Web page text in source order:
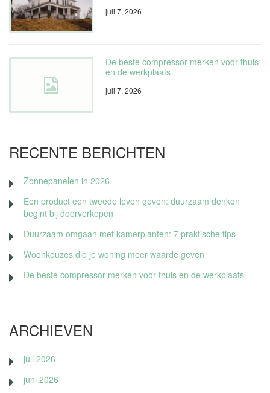
juli 7, 2026
De beste compressor merken voor thuis
en de werkplaats
juli 7, 2026
RECENTE BERICHTEN
Zonnepanelen in 2026
Een product een tweede leven geven: duurzaam denken
begint bij doorverkopen
Duurzaam omgaan met kamerplanten: 7 praktische tips
Woonkeuzes die je woning meer waarde geven
De beste compressor merken voor thuis en de werkplaats
ARCHIEVEN
juli 2026
juni 2026